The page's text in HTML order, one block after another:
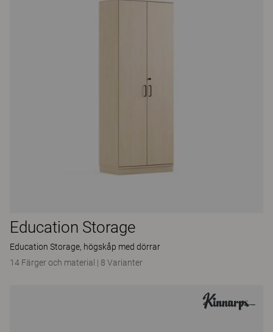
Education Storage
Education Storage, högskåp med dörrar
14 Färger och material | 8 Varianter